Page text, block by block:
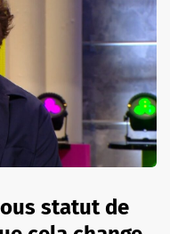
statut de